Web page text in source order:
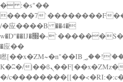
� :�s"��
����7`��������F
/�应����B ��4�
w�D"��IJ�׭�-`������S��9�Dr�ji��EJ߅��gJ
�应��
矁[��x�ZM~�n"��IB؃��!'����Тѕ��+��(m��I
K�ʭ�/|��ϐܢ��F[��x�ZMz�G�� %嬩
�/